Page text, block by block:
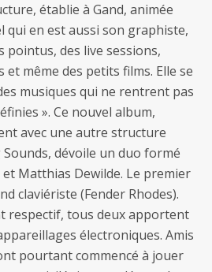
établie à Gand, animée
qui en est aussi son graphiste,
pointus, des live sessions,
et même des petits films. Elle se
musiques qui ne rentrent pas
». Ce nouvel album,
avec une autre structure
dévoile un duo formé
Matthias Dewilde. Le premier
claviériste (Fender Rhodes).
respectif, tous deux apportent
électroniques. Amis
pourtant commencé à jouer